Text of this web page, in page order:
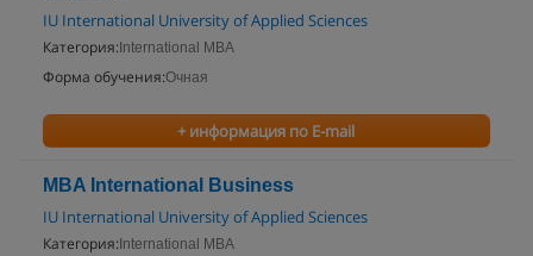
IU International University of Applied Sciences
Категория: International MBA
Форма обучения:Очная
+ информация по E-mail
MBA International Business
IU International University of Applied Sciences
Категория: International MBA